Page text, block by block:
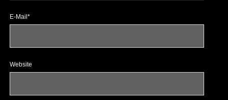
E-Mail*
Website